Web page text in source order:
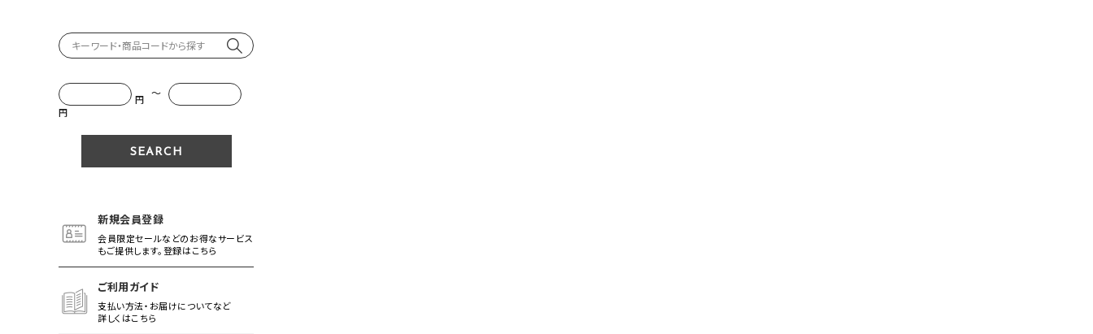
円 ～
円
新規会員登録
会員限定セールなどのお得なサービス
もご提供します。登録はこちら
ご利用ガイド
支払い方法・お届けについてなど
詳しくはこちら